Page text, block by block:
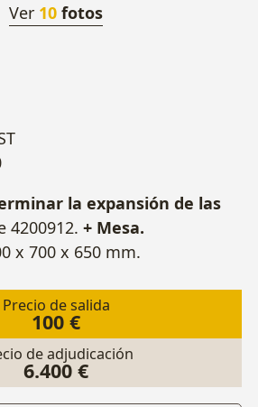
Ver 10 fotos
la expansión de las
4200912. + Mesa.
x 700 x 650 mm.
Precio de salida
100 €
de adjudicación
6.400 €